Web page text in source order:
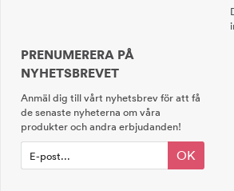
PRENUMERERA PÅ
NYHETSBREVET
Anmäl dig till vårt nyhetsbrev för att få
de senaste nyheterna om våra
produkter och andra erbjudanden!
OK